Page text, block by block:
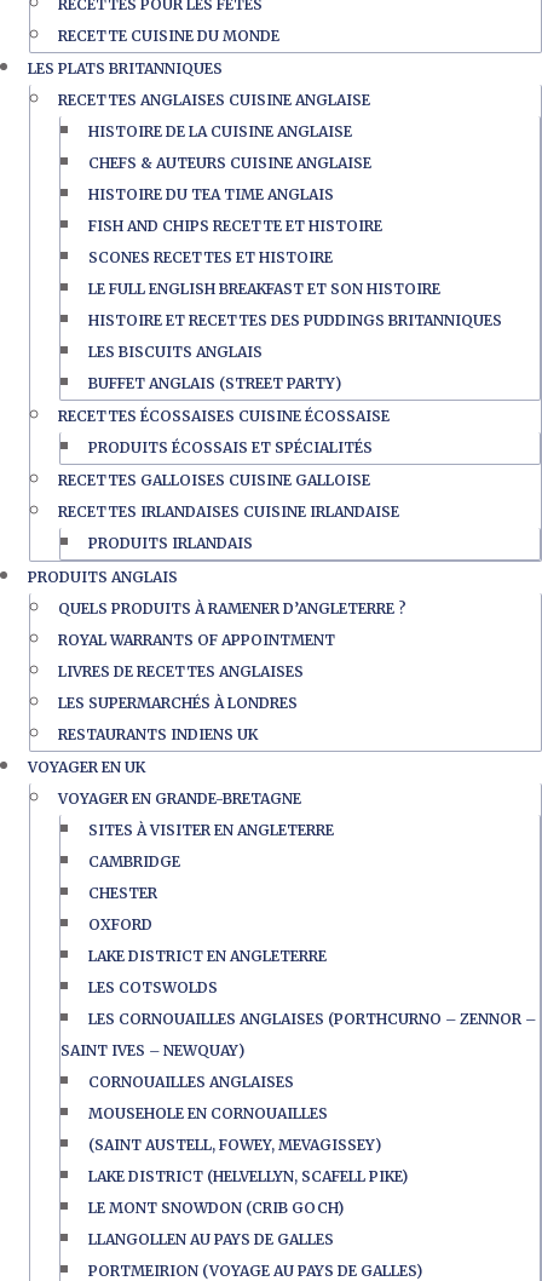
RECETTES POUR LES FÊTES
RECETTE CUISINE DU MONDE
LES PLATS BRITANNIQUES
RECETTES ANGLAISES CUISINE ANGLAISE
HISTOIRE DE LA CUISINE ANGLAISE
CHEFS & AUTEURS CUISINE ANGLAISE
HISTOIRE DU TEA TIME ANGLAIS
FISH AND CHIPS RECETTE ET HISTOIRE
SCONES RECETTES ET HISTOIRE
LE FULL ENGLISH BREAKFAST ET SON HISTOIRE
HISTOIRE ET RECETTES DES PUDDINGS BRITANNIQUES
LES BISCUITS ANGLAIS
BUFFET ANGLAIS (STREET PARTY)
RECETTES ÉCOSSAISES CUISINE ÉCOSSAISE
PRODUITS ÉCOSSAIS ET SPÉCIALITÉS
RECETTES GALLOISES CUISINE GALLOISE
RECETTES IRLANDAISES CUISINE IRLANDAISE
PRODUITS IRLANDAIS
PRODUITS ANGLAIS
QUELS PRODUITS À RAMENER D’ANGLETERRE ?
ROYAL WARRANTS OF APPOINTMENT
LIVRES DE RECETTES ANGLAISES
LES SUPERMARCHÉS À LONDRES
RESTAURANTS INDIENS UK
VOYAGER EN UK
VOYAGER EN GRANDE-BRETAGNE
SITES À VISITER EN ANGLETERRE
CAMBRIDGE
CHESTER
OXFORD
LAKE DISTRICT EN ANGLETERRE
LES COTSWOLDS
LES CORNOUAILLES ANGLAISES (PORTHCURNO – ZENNOR –
SAINT IVES – NEWQUAY)
CORNOUAILLES ANGLAISES
MOUSEHOLE EN CORNOUAILLES
(SAINT AUSTELL, FOWEY, MEVAGISSEY)
LAKE DISTRICT (HELVELLYN, SCAFELL PIKE)
LE MONT SNOWDON (CRIB GOCH)
LLANGOLLEN AU PAYS DE GALLES
PORTMEIRION (VOYAGE AU PAYS DE GALLES)